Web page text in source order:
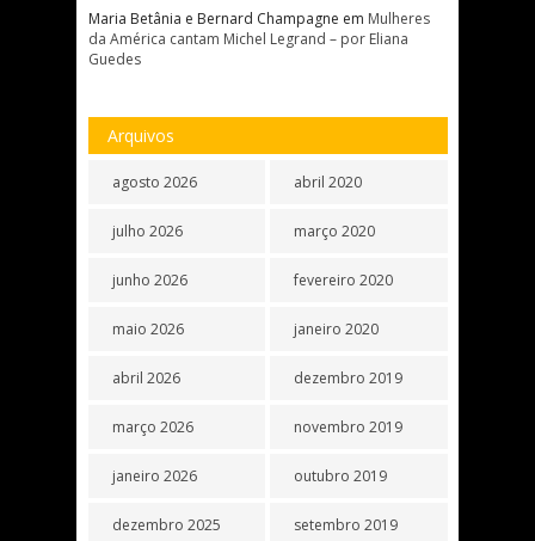
Maria Betânia e Bernard Champagne em Mulheres
da América cantam Michel Legrand – por Eliana
Guedes
Arquivos
agosto 2026
julho 2026
junho 2026
maio 2026
abril 2026
março 2026
janeiro 2026
dezembro 2025
abril 2020
março 2020
fevereiro 2020
janeiro 2020
dezembro 2019
novembro 2019
outubro 2019
setembro 2019